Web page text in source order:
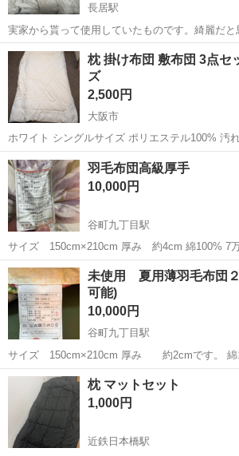
長居駅
実家から貰って使用していたものです。綺麗だと
大阪 大阪市 長居駅 寝具
枕 掛け布団 敷布団 3点セ
ズ
2,500円
大阪市
ホワイト シングルサイズ ポリエステル100% 汚
株式会社
大阪 大阪市 寝具
羽毛布団高級厚手
10,000円
谷町九丁目駅
サイズ 150cm×210cm 厚み 約4cm 綿100% 7万円以上した品と記憶
しております。 何度か使用してます。 この１枚
られるかと思います。 ふわふわで非常に軽く、
り添っ...
大阪 大阪市 谷町九丁目駅 寝具
未使用 夏用薄羽毛布団
可能)
10,000円
谷町九丁目駅
サイズ 150cm×210cm 厚み 約2cmです。 綿100% 夏用の薄い羽
毛ふとんです。 昨年に購入しました。 購入金額
た。 未使用です。 １枚、5,000円でもお売りします。 ２枚セットで買
大阪 大阪市 谷町九丁目駅
枕 マットセット
1,000円
近鉄日本橋駅